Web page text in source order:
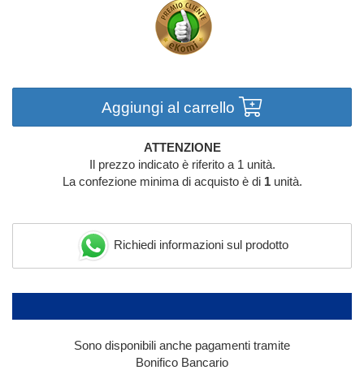
Aggiungi al carrello
ATTENZIONE
Il prezzo indicato è riferito a 1 unità.
La confezione minima di acquisto è di 1unità.
Richiedi informazioni sul prodotto
Sono disponibili anche pagamenti tramite
Bonifico Bancario